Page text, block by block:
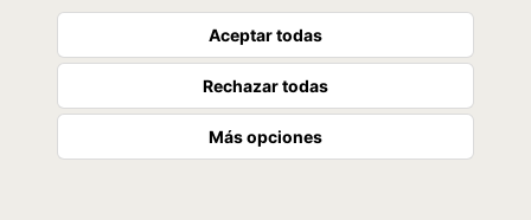
Aceptar todas
Rechazar todas
Más opciones